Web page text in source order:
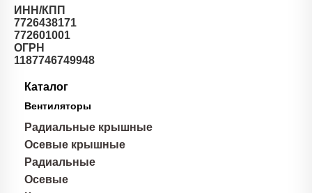
ИНН/КПП
7726438171
772601001
ОГРН
1187746749948
Каталог
Вентиляторы
Радиальные крышные
Осевые крышные
Радиальные
Осевые